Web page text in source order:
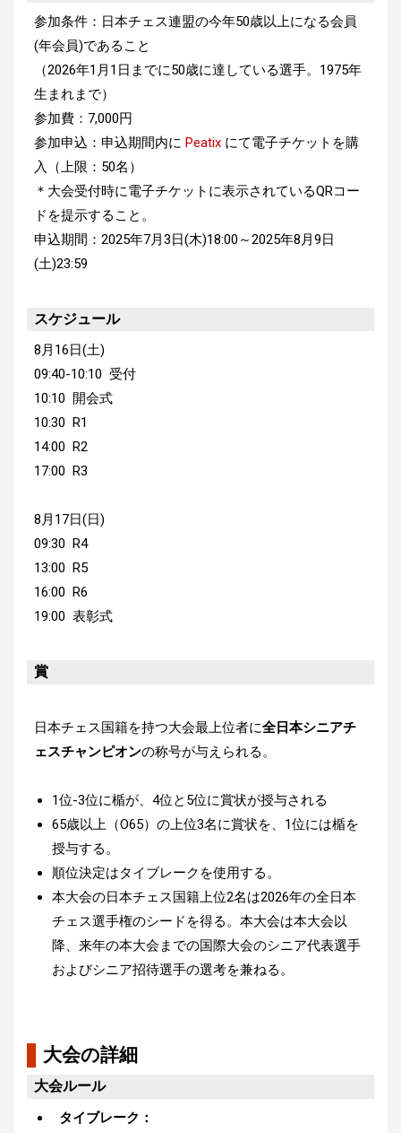
参加条件：日本チェス連盟の今年50歳以上になる会員
(年会員)であること
（2026年1月1日までに50歳に達している選手。1975年
生まれまで）
参加費：7,000円
参加申込：申込期間内に Peatixにて電子チケットを購
入（上限：50名）
＊大会受付時に電子チケットに表示されているQRコー
ドを提示すること。
申込期間：2025年7月3日(木)18:00～2025年8月9日
(土)23:59
スケジュール
8月16日(土)
09:40-10:10 受付
10:10 開会式
10:30 R1
14:00 R2
17:00 R3
8月17日(日)
09:30 R4
13:00 R5
16:00 R6
19:00 表彰式
賞
日本チェス国籍を持つ大会最上位者に全日本シニアチ
ェスチャンピオンの称号が与えられる。
1位-3位に楯が、4位と5位に賞状が授与される
65歳以上（O65）の上位3名に賞状を、1位には楯を
授与する。
順位決定はタイブレークを使用する。
本大会の日本チェス国籍上位2名は2026年の全日本
チェス選手権のシードを得る。本大会は本大会以
降、来年の本大会までの国際大会のシニア代表選手
およびシニア招待選手の選考を兼ねる。
大会の詳細
大会ルール
タイブレーク：